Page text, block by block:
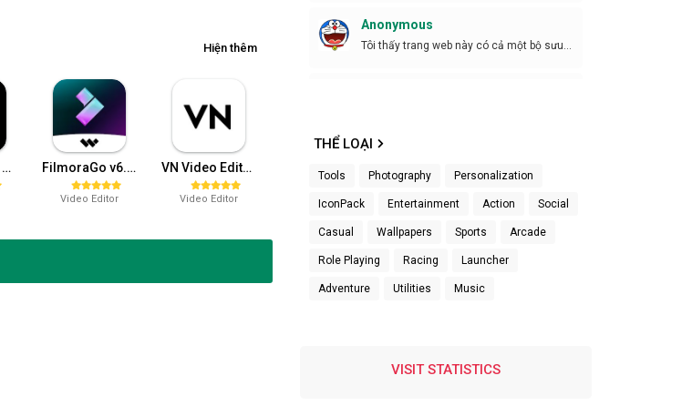
Hiện thêm
Wink (Unlock Pro) v1.6.9.5 FilmoraGo v6.6.9 (Pro)
Video Editor
VN Video Editor Pro v1.40.6 (VIP)
Video Editor
Anonymous
Tôi thấy trang web này có cả một bộ sưu
Anonymous
Bro tht sự kiên trì")
Kiêng trì z
Anonymous
Đã tải lên rồi làm các bước thì cho đi không
THỂ LOẠI
Tools Photography Personalization
IconPack Entertainment Action Social
Casual Wallpapers Sports Arcade
Role Playing Racing Launcher
Adventure Utilities Music
VISIT STATISTICS